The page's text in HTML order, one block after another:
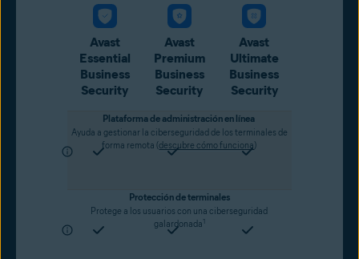
Avast
Essential
Business
Security
Avast
Premium
Business
Security
Avast
Ultimate
Business
Security
Plataforma de administración en línea
Ayuda a gestionar la ciberseguridad de los terminales de
forma remota (descubre cómo funciona)
Protección de terminales
Protege a los usuarios con una ciberseguridad
galardonada 1